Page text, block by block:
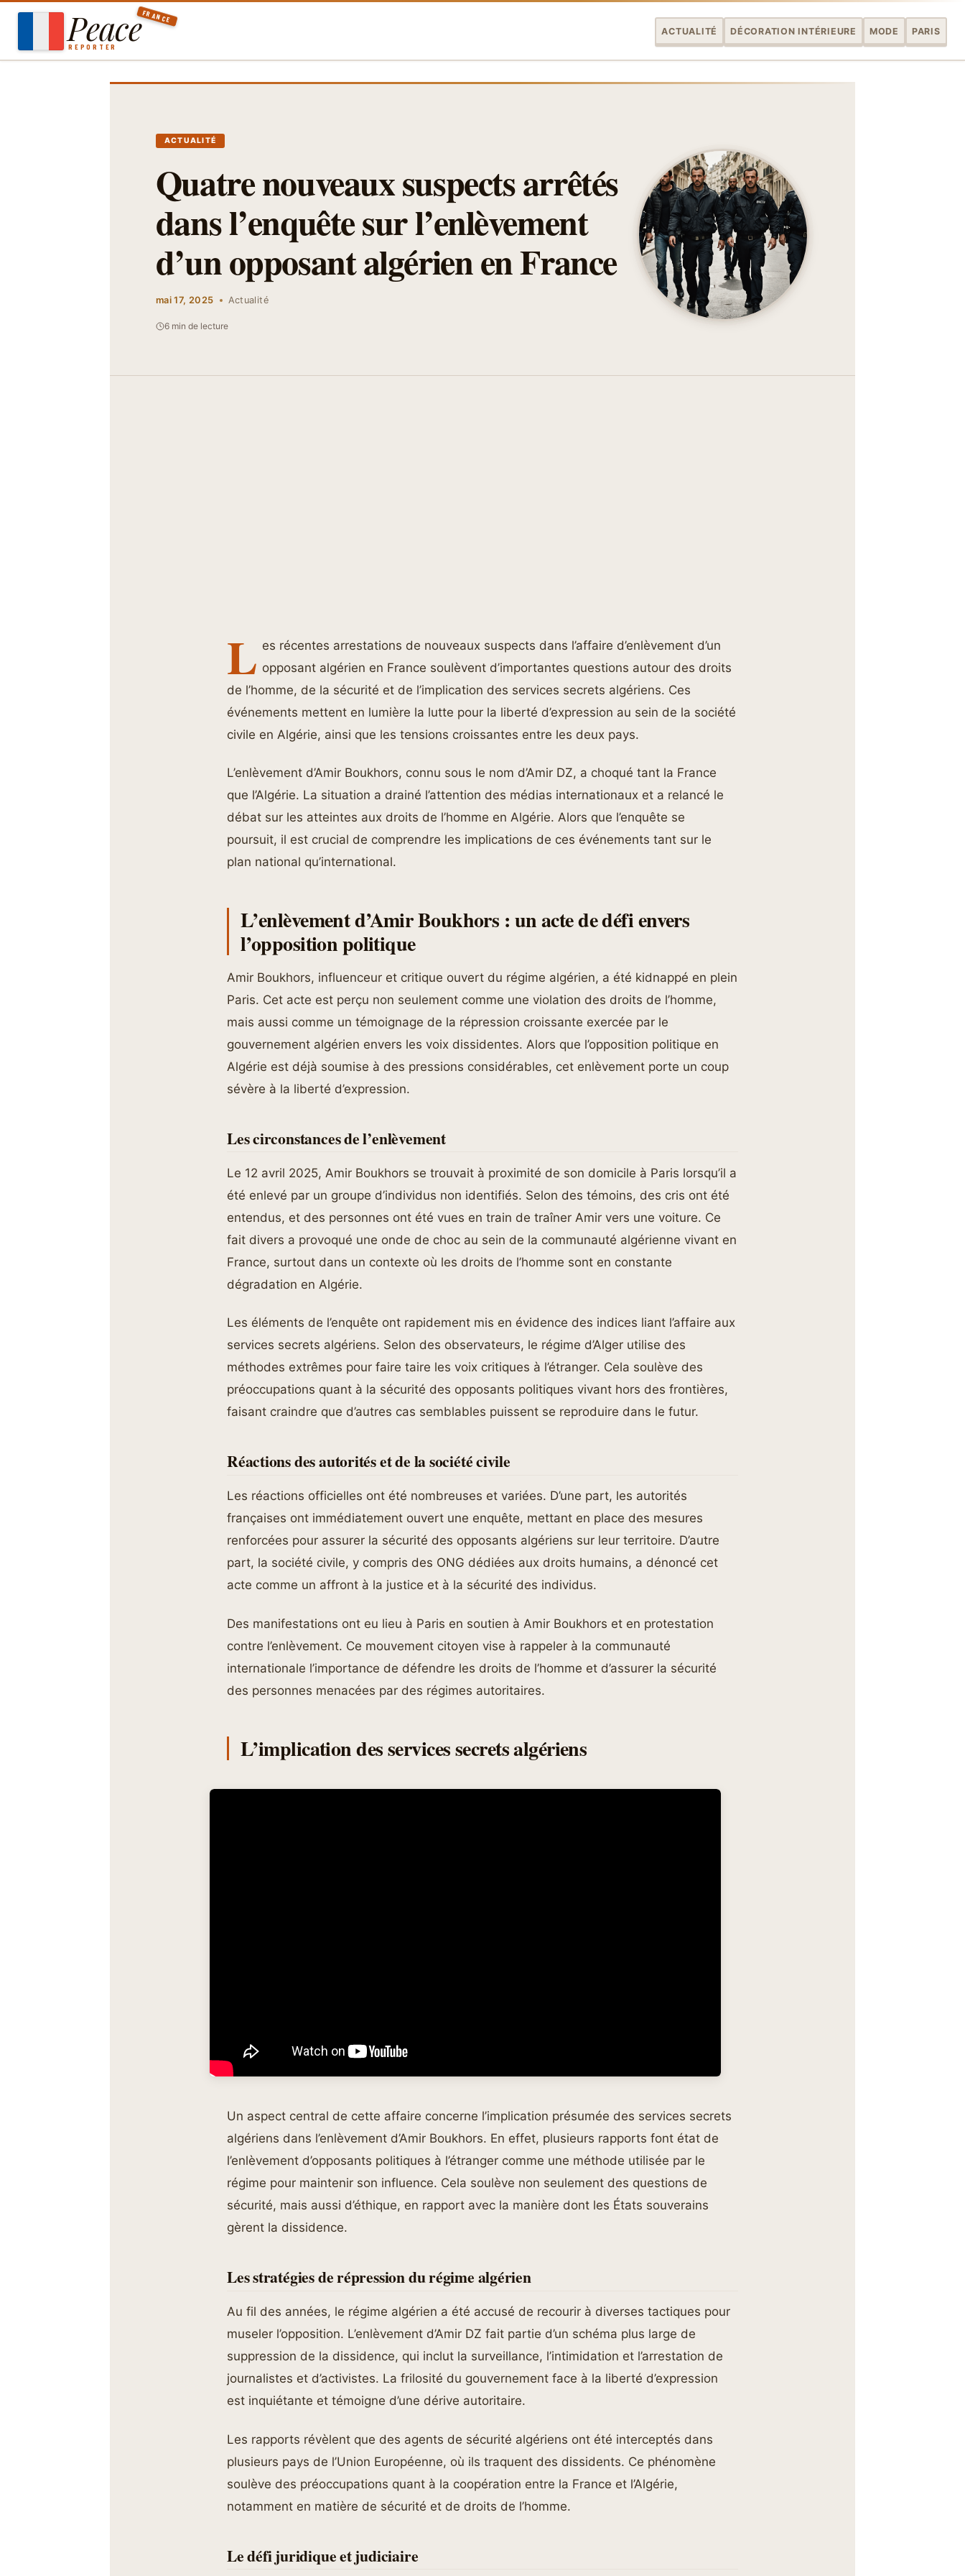
Aller
contenu
Peace
REPORTER
FRANCE
ACTUALITÉ DÉCORATION INTÉRIEURE MODE PARIS
ACTUALITÉ
Quatre nouveaux suspects arrêtés
dans l’enquête sur l’enlèvement
d’un opposant algérien en France
mai 17, 2025 Actualité
6 min de lecture
L es récentes arrestations de nouveaux suspects dans l’affaire d’enlèvement d’un
opposant algérien en France soulèvent d’importantes questions autour des droits
de l’homme, de la sécurité et de l’implication des services secrets algériens. Ces
événements mettent en lumière la lutte pour la liberté d’expression au sein de la société
civile en Algérie, ainsi que les tensions croissantes entre les deux pays.
L’enlèvement d’Amir Boukhors, connu sous le nom d’Amir DZ, a choqué tant la France
que l’Algérie. La situation a drainé l’attention des médias internationaux et a relancé le
débat sur les atteintes aux droits de l’homme en Algérie. Alors que l’enquête se
poursuit, il est crucial de comprendre les implications de ces événements tant sur le
plan national qu’international.
L’enlèvement d’Amir Boukhors : un acte de défi envers
l’opposition politique
Amir Boukhors, influenceur et critique ouvert du régime algérien, a été kidnappé en plein
Paris. Cet acte est perçu non seulement comme une violation des droits de l’homme,
mais aussi comme un témoignage de la répression croissante exercée par le
gouvernement algérien envers les voix dissidentes. Alors que l’opposition politique en
Algérie est déjà soumise à des pressions considérables, cet enlèvement porte un coup
sévère à la liberté d’expression.
Les circonstances de l’enlèvement
Le 12 avril 2025, Amir Boukhors se trouvait à proximité de son domicile à Paris lorsqu’il a
été enlevé par un groupe d’individus non identifiés. Selon des témoins, des cris ont été
entendus, et des personnes ont été vues en train de traîner Amir vers une voiture. Ce
fait divers a provoqué une onde de choc au sein de la communauté algérienne vivant en
France, surtout dans un contexte où les droits de l’homme sont en constante
dégradation en Algérie.
Les éléments de l’enquête ont rapidement mis en évidence des indices liant l’affaire aux
services secrets algériens. Selon des observateurs, le régime d’Alger utilise des
méthodes extrêmes pour faire taire les voix critiques à l’étranger. Cela soulève des
préoccupations quant à la sécurité des opposants politiques vivant hors des frontières,
faisant craindre que d’autres cas semblables puissent se reproduire dans le futur.
Réactions des autorités et de la société civile
Les réactions officielles ont été nombreuses et variées. D’une part, les autorités
françaises ont immédiatement ouvert une enquête, mettant en place des mesures
renforcées pour assurer la sécurité des opposants algériens sur leur territoire. D’autre
part, la société civile, y compris des ONG dédiées aux droits humains, a dénoncé cet
acte comme un affront à la justice et à la sécurité des individus.
Des manifestations ont eu lieu à Paris en soutien à Amir Boukhors et en protestation
contre l’enlèvement. Ce mouvement citoyen vise à rappeler à la communauté
internationale l’importance de défendre les droits de l’homme et d’assurer la sécurité
des personnes menacées par des régimes autoritaires.
L’implication des services secrets algériens
Un aspect central de cette affaire concerne l’implication présumée des services secrets
algériens dans l’enlèvement d’Amir Boukhors. En effet, plusieurs rapports font état de
l’enlèvement d’opposants politiques à l’étranger comme une méthode utilisée par le
régime pour maintenir son influence. Cela soulève non seulement des questions de
sécurité, mais aussi d’éthique, en rapport avec la manière dont les États souverains
gèrent la dissidence.
Les stratégies de répression du régime algérien
Au fil des années, le régime algérien a été accusé de recourir à diverses tactiques pour
museler l’opposition. L’enlèvement d’Amir DZ fait partie d’un schéma plus large de
suppression de la dissidence, qui inclut la surveillance, l’intimidation et l’arrestation de
journalistes et d’activistes. La frilosité du gouvernement face à la liberté d’expression
est inquiétante et témoigne d’une dérive autoritaire.
Les rapports révèlent que des agents de sécurité algériens ont été interceptés dans
plusieurs pays de l’Union Européenne, où ils traquent des dissidents. Ce phénomène
soulève des préoccupations quant à la coopération entre la France et l’Algérie,
notamment en matière de sécurité et de droits de l’homme.
Le défi juridique et judiciaire